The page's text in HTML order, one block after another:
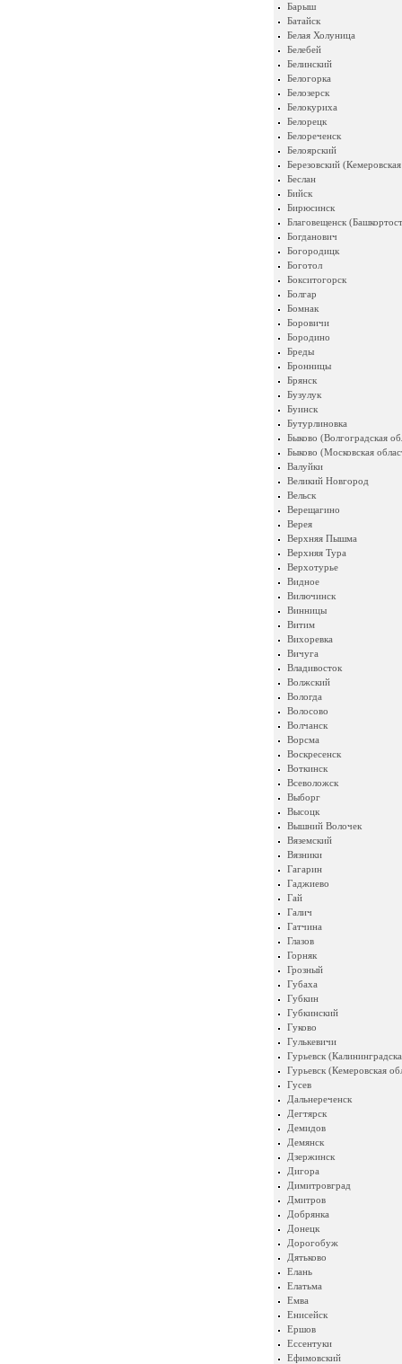
Барыш
Батайск
Белая Холуница
Белебей
Белинский
Белогорка
Белозерск
Белокуриха
Белорецк
Белореченск
Белоярский
Березовский
Беслан
Бийск
Бирюсинск
Благовещенск
Богданович
Богородицк
Боготол
Бокситогорск
Болгар
Бомнак
Боровичи
Бородино
Бреды
Бронницы
Брянск
Бузулук
Буинск
Бутурлиновка
Быково (Волгоградская
Быково (Московская
Валуйки
Великий Новгород
Вельск
Верещагино
Верея
Верхняя Пышма
Верхняя Тура
Верхотурье
Видное
Вилючинск
Винницы
Витим
Вихоревка
Вичуга
Владивосток
Волжский
Вологда
Волосово
Волчанск
Ворсма
Воскресенск
Воткинск
Всеволожск
Выборг
Высоцк
Вышний Волочек
Вяземский
Вязники
Гагарин
Гаджиево
Гай
Галич
Гатчина
Глазов
Горняк
Грозный
Губаха
Губкин
Губкинский
Гуково
Гулькевичи
Гурьевск
Гурьевск (Кемеровская
Гусев
Дальнереченск
Дегтярск
Демидов
Демянск
Дзержинск
Дигора
Димитровград
Дмитров
Добрянка
Донецк
Дорогобуж
Дятьково
Елань
Елатьма
Емва
Енисейск
Ершов
Ессентуки
Ефимовский